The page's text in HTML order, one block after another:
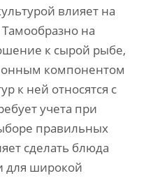
влияет на
на
к сырой рыбе,
компонентом
к ней относятся с
учета при
правильных
сделать блюда
для широкой